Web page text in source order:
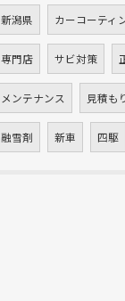
新潟県 カーコーティ
専門店 サビ対策
メンテナンス 見積も
融雪剤 新車 四駆